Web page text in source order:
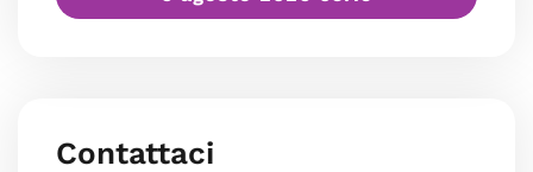
Contattaci